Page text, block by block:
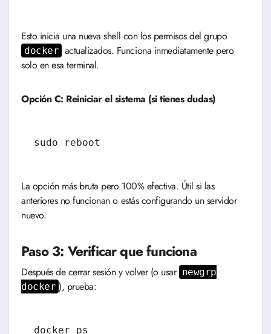
Esto inicia una nueva shell con los permisos del grupo
docker actualizados. Funciona inmediatamente pero
solo en esa terminal.
Opción C: Reiniciar el sistema (si tienes dudas)
sudo reboot
La opción más bruta pero 100% efectiva. Útil si las
anteriores no funcionan o estás configurando un servidor
nuevo.
Paso 3: Verificar que funciona
Después de cerrar sesión y volver (o usar newgrp
docker ), prueba:
docker ps